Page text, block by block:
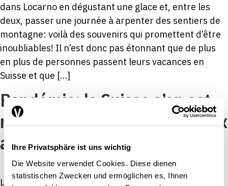
Ihre Privatsphäre ist uns wichtig
Die Website verwendet Cookies. Diese dienen
statistischen Zwecken und ermöglichen es, Ihnen
dans Locarno en dégustant une glace et, entre les
deux, passer une journée à arpenter des sentiers de
montagne: voilà des souvenirs qui promettent d’être
inoubliables! Il n’est donc pas étonnant que de plus
en plus de personnes passent leurs vacances en
Suisse et que […]
Pandémie: la Suisse s’en est
mieux sortie que de nombreux
autres pays
La pandémie de Covid-19 a plongé l’économie